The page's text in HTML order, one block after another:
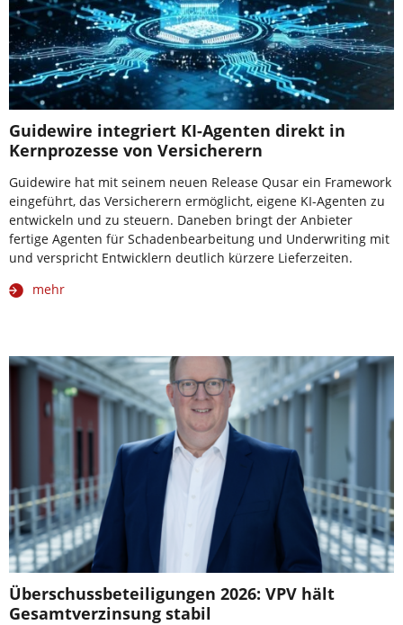
Guidewire integriert KI-Agenten direkt in
Kernprozesse von Versicherern
Guidewire hat mit seinem neuen Release Qusar ein Framework
eingeführt, das Versicherern ermöglicht, eigene KI-Agenten zu
entwickeln und zu steuern. Daneben bringt der Anbieter
fertige Agenten für Schadenbearbeitung und Underwriting mit
und verspricht Entwicklern deutlich kürzere Lieferzeiten.
mehr
Überschussbeteiligungen 2026: VPV hält
Gesamtverzinsung stabil